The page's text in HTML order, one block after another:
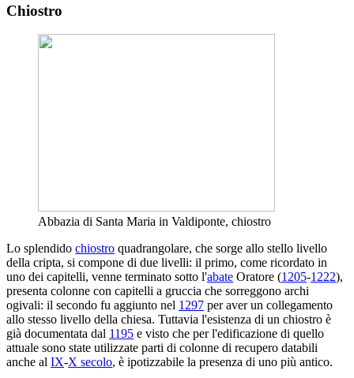
Chiostro
Abbazia di Santa Maria in Valdiponte, chiostro
Lo splendido chiostro quadrangolare, che sorge allo stello livello
della cripta, si compone di due livelli: il primo, come ricordato in
uno dei capitelli, venne terminato sotto l'abate Oratore (1205-1222),
presenta colonne con capitelli a gruccia che sorreggono archi
ogivali: il secondo fu aggiunto nel 1297 per aver un collegamento
allo stesso livello della chiesa. Tuttavia l'esistenza di un chiostro è
già documentata dal 1195 e visto che per l'edificazione di quello
attuale sono state utilizzate parti di colonne di recupero databili
anche al IX-X secolo, è ipotizzabile la presenza di uno più antico.